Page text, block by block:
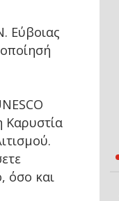
Εύβοιας
Καρυστία
όσο και